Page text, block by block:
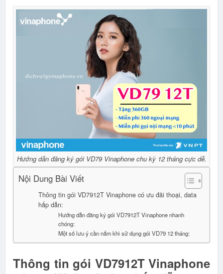
Hướng dẫn đăng ký gói VD79 Vinaphone chu kỳ 12 tháng cực dễ.
Nội Dung Bài Viết
Thông tin gói VD7912T Vinaphone có ưu đãi thoại, data
hấp dẫn:
Hướng dẫn đăng ký gói VD7912T Vinaphone nhanh
chóng:
Một số lưu ý cần nắm khi sử dụng gói VD79 12 tháng:
Thông tin gói VD7912T Vinaphone